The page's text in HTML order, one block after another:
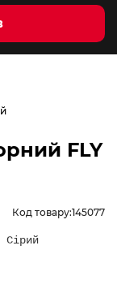
FLY
Код товару:145077